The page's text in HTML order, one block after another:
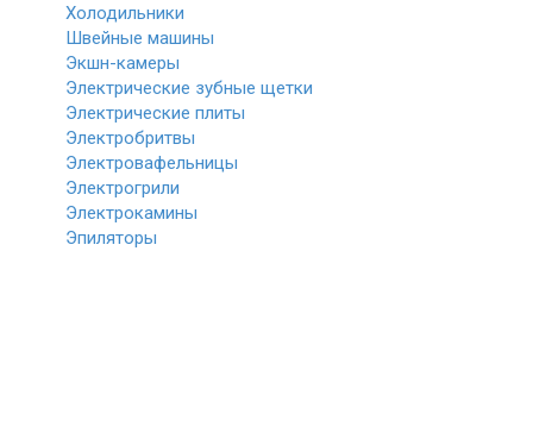
Холодильники
Швейные машины
Экшн-камеры
Электрические зубные щетки
Электрические плиты
Электробритвы
Электровафельницы
Электрогрили
Электрокамины
Эпиляторы